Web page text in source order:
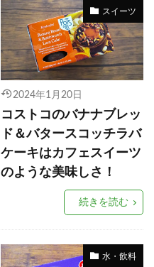
スイーツ
2024年1月20日
コストコのバナナブレッ
ド＆バタースコッチラバ
ケーキはカフェスイーツ
のような美味しさ！
続きを読む
水・飲料